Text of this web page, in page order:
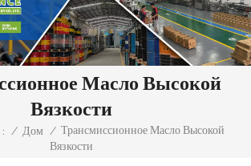
Масло Высокой
Вязкости
/ Дом / Трансмиссионное Масло Высокой
Вязкости